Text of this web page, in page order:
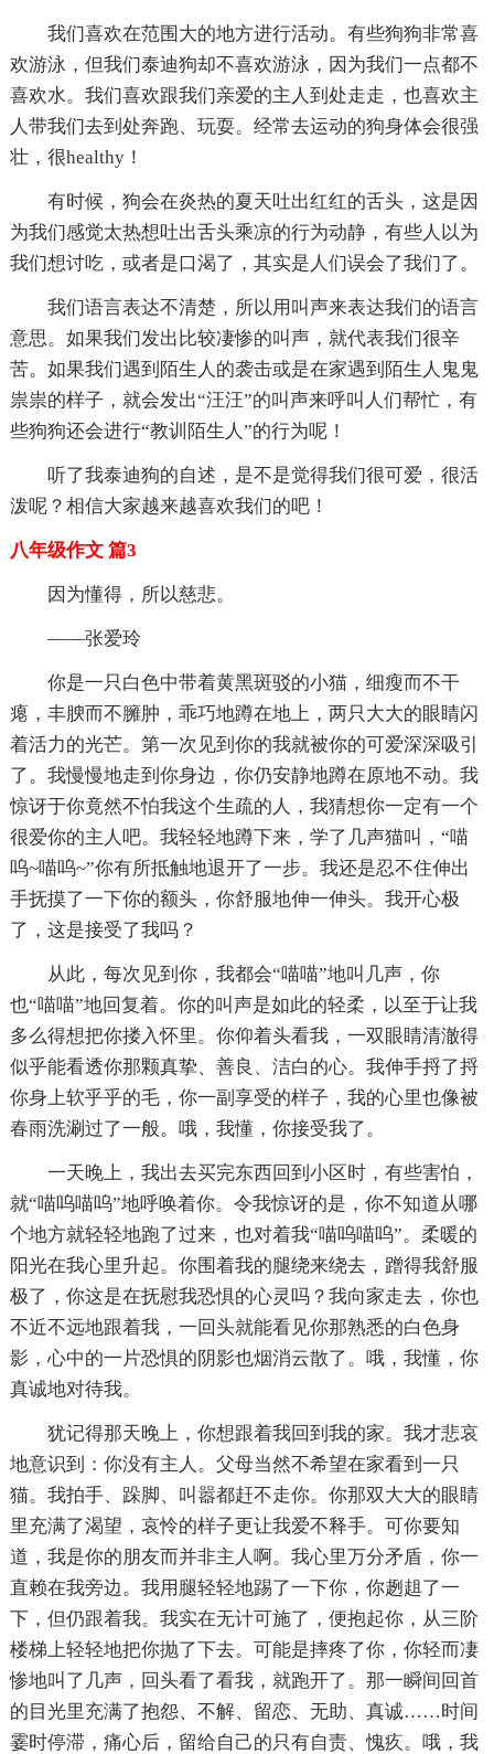
我们喜欢在范围大的地方进行活动。有些狗狗非常喜
欢游泳，但我们泰迪狗却不喜欢游泳，因为我们一点都不
喜欢水。我们喜欢跟我们亲爱的主人到处走走，也喜欢主
人带我们去到处奔跑、玩耍。经常去运动的狗身体会很强
壮，很healthy！
有时候，狗会在炎热的夏天吐出红红的舌头，这是因
为我们感觉太热想吐出舌头乘凉的行为动静，有些人以为
我们想讨吃，或者是口渴了，其实是人们误会了我们了。
我们语言表达不清楚，所以用叫声来表达我们的语言
意思。如果我们发出比较凄惨的叫声，就代表我们很辛
苦。如果我们遇到陌生人的袭击或是在家遇到陌生人鬼鬼
祟祟的样子，就会发出“汪汪”的叫声来呼叫人们帮忙，有
些狗狗还会进行“教训陌生人”的行为呢！
听了我泰迪狗的自述，是不是觉得我们很可爱，很活
泼呢？相信大家越来越喜欢我们的吧！
八年级作文 篇3
因为懂得，所以慈悲。
——张爱玲
你是一只白色中带着黄黑斑驳的小猫，细瘦而不干
瘪，丰腴而不臃肿，乖巧地蹲在地上，两只大大的眼睛闪
着活力的光芒。第一次见到你的我就被你的可爱深深吸引
了。我慢慢地走到你身边，你仍安静地蹲在原地不动。我
惊讶于你竟然不怕我这个生疏的人，我猜想你一定有一个
很爱你的主人吧。我轻轻地蹲下来，学了几声猫叫，“喵
呜~喵呜~”你有所抵触地退开了一步。我还是忍不住伸出
手抚摸了一下你的额头，你舒服地伸一伸头。我开心极
了，这是接受了我吗？
从此，每次见到你，我都会“喵喵”地叫几声，你
也“喵喵”地回复着。你的叫声是如此的轻柔，以至于让我
多么得想把你搂入怀里。你仰着头看我，一双眼睛清澈得
似乎能看透你那颗真挚、善良、洁白的心。我伸手捋了捋
你身上软乎乎的毛，你一副享受的样子，我的心里也像被
春雨洗涮过了一般。哦，我懂，你接受我了。
一天晚上，我出去买完东西回到小区时，有些害怕，
就“喵呜喵呜”地呼唤着你。令我惊讶的是，你不知道从哪
个地方就轻轻地跑了过来，也对着我“喵呜喵呜”。柔暖的
阳光在我心里升起。你围着我的腿绕来绕去，蹭得我舒服
极了，你这是在抚慰我恐惧的心灵吗？我向家走去，你也
不近不远地跟着我，一回头就能看见你那熟悉的白色身
影，心中的一片恐惧的阴影也烟消云散了。哦，我懂，你
真诚地对待我。
犹记得那天晚上，你想跟着我回到我的家。我才悲哀
地意识到：你没有主人。父母当然不希望在家看到一只
猫。我拍手、跺脚、叫嚣都赶不走你。你那双大大的眼睛
里充满了渴望，哀怜的样子更让我爱不释手。可你要知
道，我是你的朋友而并非主人啊。我心里万分矛盾，你一
直赖在我旁边。我用腿轻轻地踢了一下你，你趔趄了一
下，但仍跟着我。我实在无计可施了，便抱起你，从三阶
楼梯上轻轻地把你抛了下去。可能是摔疼了你，你轻而凄
惨地叫了几声，回头看了看我，就跑开了。那一瞬间回首
的目光里充满了抱怨、不解、留恋、无助、真诚……时间
霎时停滞，痛心后，留给自己的只有自责、愧疚。哦，我